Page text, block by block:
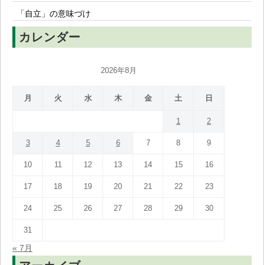
「自立」の意味づけ
カレンダー
2026年8月
月 火 水 木 金 土 日
1 2
3 4 5 6 7 8 9
10 11 12 13 14 15 16
17 18 19 20 21 22 23
24 25 26 27 28 29 30
31
« 7月